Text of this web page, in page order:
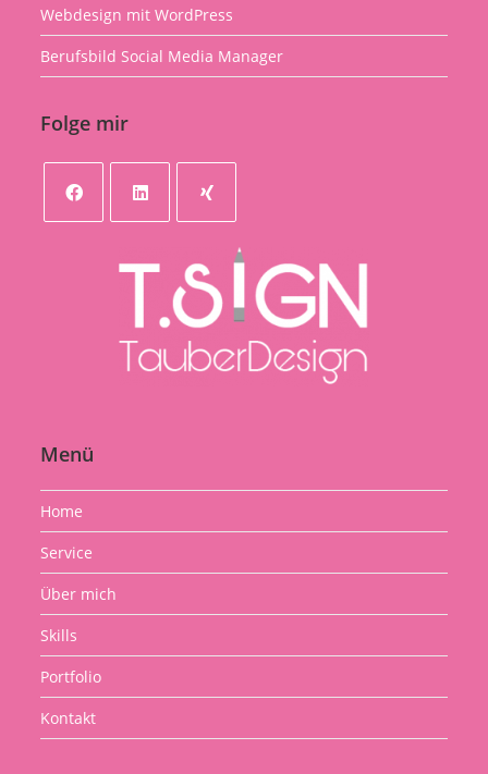
Webdesign mit WordPress
Berufsbild Social Media Manager
Folge mir
in
tab
in
a
new
tab
Menü
Home
Service
Über mich
Skills
Portfolio
Kontakt